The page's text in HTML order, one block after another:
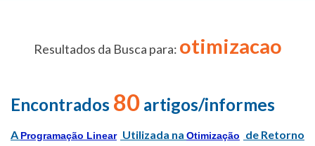
Resultados da Busca para: otimizacao
Encontrados 80 artigos/informes
A Programação Linear Utilizada na Otimização
de Retorno